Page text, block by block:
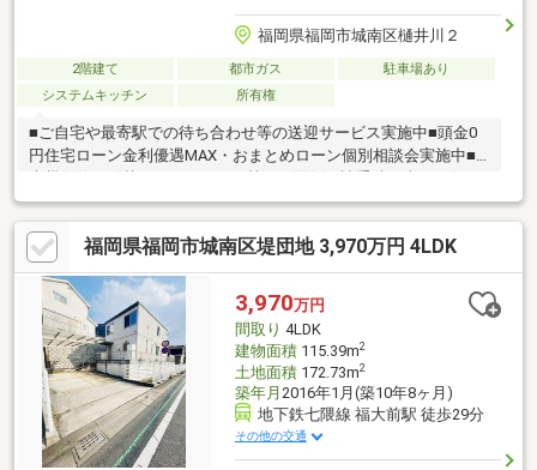
福岡県福岡市城南区樋井川２
2階建て 都市ガス
駐車場あり
システムキッチン
所有権
■ご自宅や最寄駅での待ち合わせ等の送迎サービス実施中■頭金0
円住宅ローン金利優遇MAX・おまとめローン個別相談会実施中■
ください■住宅ローン複数行一括申込可能（弊社ではローン代行0
円）
福岡県福岡市城南区堤団地 3,970万円 4LDK
3,970万円
間取り 4LDK
建物面積115.39m2
土地面積172.73m2
築年月 2016年1月(築10年8ヶ月)
地下鉄七隈線 福大前駅 徒歩29分
その他の交通